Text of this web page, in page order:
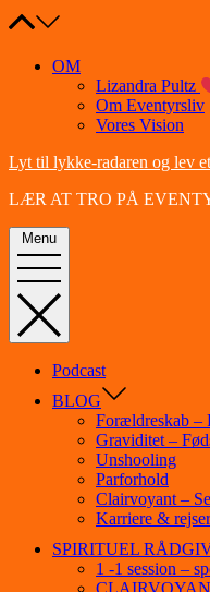
Skip
content
OM
Lizandra Pultz
Om Eventyrsliv
Vores Vision
Lyt til lykke-radaren og lev
LÆR AT TRO PÅ
Menu
Podcast
BLOG
Forældreskab –
Graviditet –
Unshooling
Parforhold
Clairvoyant –
Karriere & rejser
SPIRITUEL
1 -1 session –